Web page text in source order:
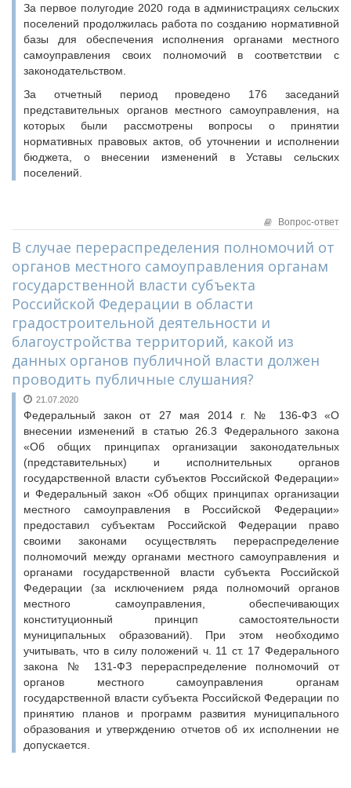
За первое полугодие 2020 года в администрациях сельских
поселений продолжилась работа по созданию нормативной
базы для обеспечения исполнения органами местного
самоуправления своих полномочий в соответствии с
законодательством.
За отчетный период проведено 176 заседаний
представительных органов местного самоуправления, на
которых были рассмотрены вопросы о принятии
нормативных правовых актов, об уточнении и исполнении
бюджета, о внесении изменений в Уставы сельских
поселений.
Вопрос-ответ
В случае перераспределения полномочий от
органов местного самоуправления органам
государственной власти субъекта
Российской Федерации в области
градостроительной деятельности и
благоустройства территорий, какой из
данных органов публичной власти должен
проводить публичные слушания?
21.07.2020
Федеральный закон от 27 мая 2014 г. № 136-ФЗ «О
внесении изменений в статью 26.3 Федерального закона
«Об общих принципах организации законодательных
(представительных) и исполнительных органов
государственной власти субъектов Российской Федерации»
и Федеральный закон «Об общих принципах организации
местного самоуправления в Российской Федерации»
предоставил субъектам Российской Федерации право
своими законами осуществлять перераспределение
полномочий между органами местного самоуправления и
органами государственной власти субъекта Российской
Федерации (за исключением ряда полномочий органов
местного самоуправления, обеспечивающих
конституционный принцип самостоятельности
муниципальных образований). При этом необходимо
учитывать, что в силу положений ч. 11 ст. 17 Федерального
закона № 131-ФЗ перераспределение полномочий от
органов местного самоуправления органам
государственной власти субъекта Российской Федерации по
принятию планов и программ развития муниципального
образования и утверждению отчетов об их исполнении не
допускается.